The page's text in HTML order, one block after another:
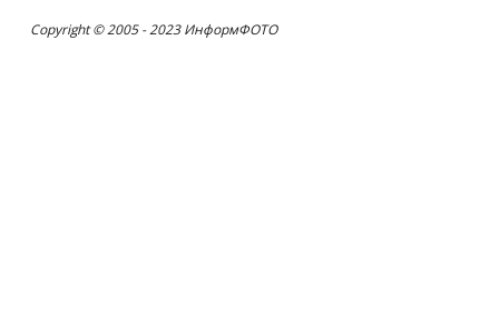
Copyright © 2005 - 2023 ИнформФОТО